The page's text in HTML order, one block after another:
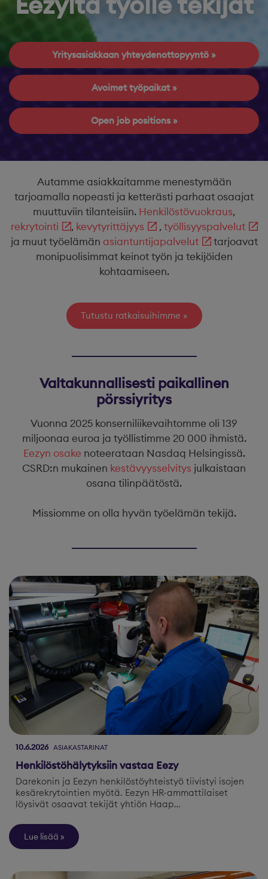
Yritysasiakkaan yhteydenottopyyntö
Avoimet työpaikat
Open job positions
Autamme asiakkaitamme menestymään
tarjoamalla nopeasti ja ketterästi parhaat osaajat
muuttuviin tilanteisiin. Henkilöstövuokraus,
rekrytointi
, kevytyrittäjyys ,työllisyyspalvelut
ja muut työelämän asiantuntijapalvelut
tarjoavat
monipuolisimmat keinot työn ja tekijöiden
kohtaamiseen.
Tutustu ratkaisuihimme
Valtakunnallisesti paikallinen
pörssiyritys
Vuonna 2025 konserniliikevaihtomme oli 139
miljoonaa euroa ja työllistimme 20 000 ihmistä.
Eezyn osake noteerataan Nasdaq Helsingissä.
CSRD:n mukainen kestävyysselvitys julkaistaan
osana tilinpäätöstä.
Missiomme on olla hyvän työelämän tekijä.
10.6.2026 ASIAKASTARINAT
Henkilöstöhälytyksiin vastaa Eezy
Darekonin ja Eezyn henkilöstöyhteistyö tiivistyi isojen
kesärekrytointien myötä. Eezyn HR-ammattilaiset
löysivät osaavat tekijät yhtiön Haap…
Lue lisää